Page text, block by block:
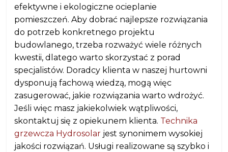
efektywne i ekologiczne ocieplanie
pomieszczeń. Aby dobrać najlepsze rozwiązania
do potrzeb konkretnego projektu
budowlanego, trzeba rozważyć wiele różnych
kwestii, dlatego warto skorzystać z porad
specjalistów. Doradcy klienta w naszej hurtowni
dysponują fachową wiedzą, mogą więc
zasugerować, jakie rozwiązania warto wdrożyć.
Jeśli więc masz jakiekolwiek wątpliwości,
skontaktuj się z opiekunem klienta. Technika
grzewcza Hydrosolar jest synonimem wysokiej
jakości rozwiązań. Usługi realizowane są szybko i